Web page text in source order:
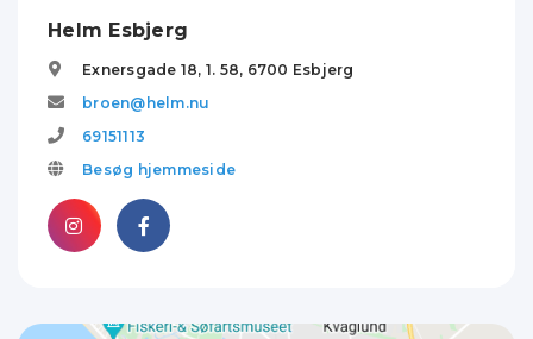
Helm Esbjerg
Exnersgade 18, 1. 58, 6700 Esbjerg
broen@helm.nu
69151113
Besøg hjemmeside